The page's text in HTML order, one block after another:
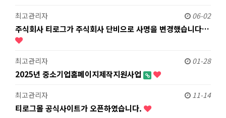
최고관리자 06-02
주식회사 티로그가 주식회사 단비으로 사명을 변경했습니다…
최고관리자 01-28
2025년 중소기업홈페이지제작지원사업
최고관리자 11-14
티로그몰 공식사이트가 오픈하였습니다.